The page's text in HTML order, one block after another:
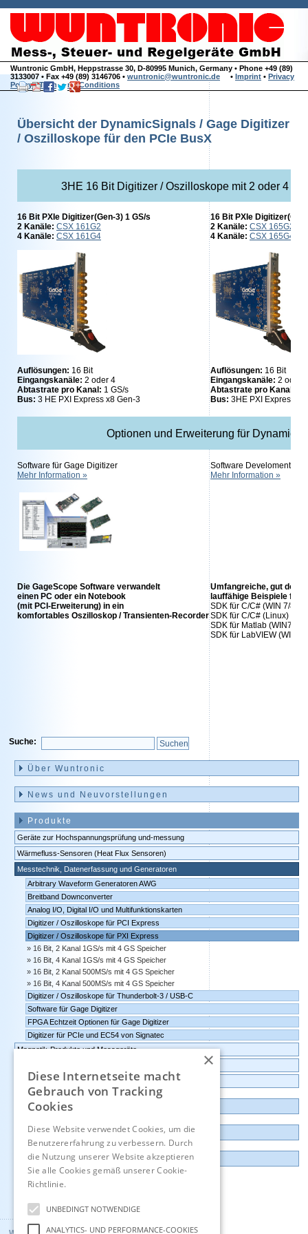
Wuntronic GmbH, Heppstrasse 30, D-80995 Munich, Germany • Phone +49 (89)
3133007 • Fax +49 (89) 3146706 • wuntronic@wuntronic.de • Imprint • Privacy
Policy•Terms and Conditions
Übersicht der DynamicSignals / Gage Digitizer
/ Oszilloskope für den PCIe BusX
3HE 16 Bit Digitizer / Oszilloskope mit 2 oder 4
16 Bit PXIe Digitizer(Gen-3) 1 GS/s
2 Kanäle: CSX 161G2
4 Kanäle: CSX 161G4
16 Bit PXIe
2 Kanäle: CSX 165G2
4 Kanäle: CSX 165G4
Auflösungen: 16 Bit
Eingangskanäle: 2 oder 4
Abtastrate pro Kanal: 1 GS/s
Bus: 3 HE PXI Express x8 Gen-3
Auflösungen: 16 Bit
Eingangskanäle: 2 oder 4
Abtastrate pro Kanal:
Bus: 3HE PXI Express x8
Optionen und Erweiterung für
Software für Gage Digitizer
Mehr Information »
Software Develoment
Mehr Information »
Die GageScope Software verwandelt
einen PC oder ein Notebook
(mit PCI-Erweiterung) in ein
komfortables Oszilloskop / Transienten-Recorder
Umfangreiche, gut
lauffähige Beispiele für:
SDK für C/C# (WIN 7/8/
SDK für C/C# (Linux)
SDK für Matlab (WIN7/8/
SDK für LabVIEW (WIN7/
Suche:
überspringen
Über Wuntronic
News und Neuvorstellungen
Produkte
Geräte zur Hochspannungsprüfung und-messung
Wärmefluss-Sensoren (Heat Flux Sensoren)
Messtechnik, Datenerfassung und Generatoren
Arbitrary Waveform Generatoren AWG
Breitband Downconverter
Analog I/O, Digital I/O und Multifunktionskarten
Digitizer / Oszilloskope für PCI Express
Digitizer / Oszilloskope für PXI Express
16 Bit, 2 Kanal 1GS/s mit 4 GS Speicher
16 Bit, 4 Kanal 1GS/s mit 4 GS Speicher
16 Bit, 2 Kanal 500MS/s mit 4 GS Speicher
16 Bit, 4 Kanal 500MS/s mit 4 GS Speicher
Digitizer / Oszilloskope für Thunderbolt-3 / USB-C
Software für Gage Digitizer
FPGA Echtzeit Optionen für Gage Digitizer
Digitizer für PCIe und EC54 von Signatec
Magnetik-Produkte und Messgeräte
Datenlogger, Datenrekorder, Messwandler
Günstige Auslauf-und Demogeräte
Kontakt
Impressum
×
Diese Internetseite macht
Gebrauch von Tracking
Cookies
Diese Website verwendet Cookies, um die
Benutzererfahrung zu verbessern. Durch
die Nutzung unserer Website akzeptieren
Sie alle Cookies gemäß unserer Cookie-
Richtlinie.
UNBEDINGT NOTWENDIGE
ANALYTICS- UND PERFORMANCE-COOKIES